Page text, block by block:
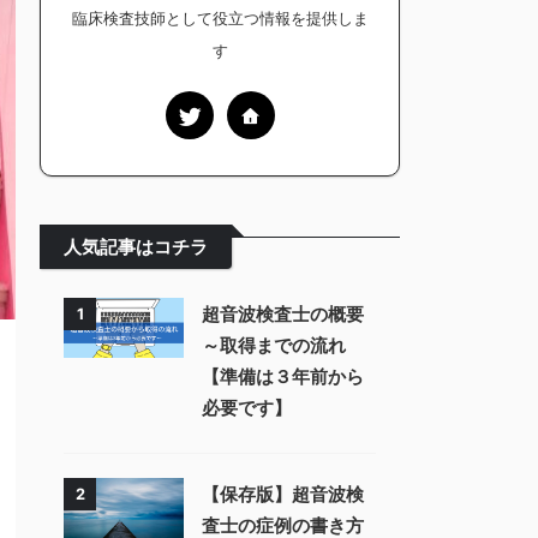
臨床検査技師として役立つ情報を提供しま
す
人気記事はコチラ
1
超音波検査士の概要
～取得までの流れ
【準備は３年前から
必要です】
2
【保存版】超音波検
査士の症例の書き方